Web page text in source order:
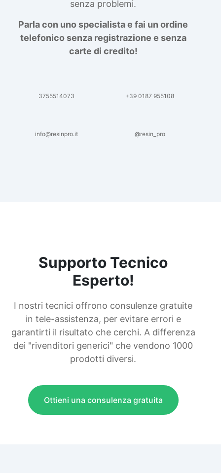
senza problemi.
Parla con uno specialista e fai un ordine
telefonico senza registrazione e senza
carte di credito!
3755514073 +39 0187 955108
info@resinpro.it @resin_pro
Supporto Tecnico
Esperto!
I nostri tecnici offrono consulenze gratuite
in tele-assistenza, per evitare errori e
garantirti il risultato che cerchi. A differenza
dei "rivenditori generici" che vendono 1000
prodotti diversi.
Ottieni una consulenza gratuita